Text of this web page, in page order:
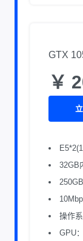
GTX
￥
32GB
操作
GPU